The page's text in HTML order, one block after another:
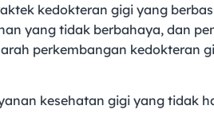
kedokteran gigi yang
yang tidak berbahaya, dan
perkembangan kedokteran
kesehatan gigi yang tidak